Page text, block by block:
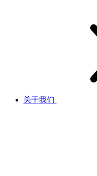
关于我们